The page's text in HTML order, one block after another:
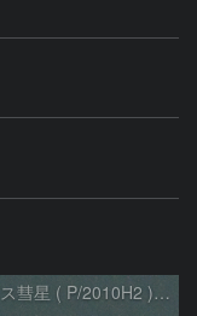
ヴァレス彗星 ( P/2010H2 )の予報位置：2025/06/20